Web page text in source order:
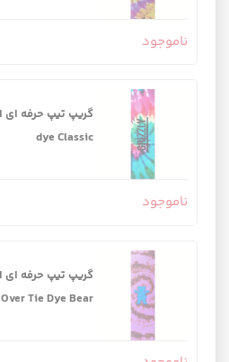
ناموجود
dye Classic
ناموجود
Over Tie Dye Bear